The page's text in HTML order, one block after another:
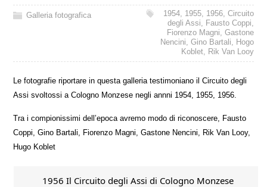
Galleria fotografica 1954, 1955, 1956, Circuito
degli Assi, Fausto Coppi,
Fiorenzo Magni, Gastone
Nencini, Gino Bartali, Hogo
Koblet, Rik Van Looy
Le fotografie riportare in questa galleria testimoniano il Circuito degli
Assi svoltossi a Cologno Monzese negli annni 1954, 1955, 1956.
Tra i compionissimi dell’epoca avremo modo di riconoscere, Fausto
Coppi, Gino Bartali, Fiorenzo Magni, Gastone Nencini, Rik Van Looy,
Hugo Koblet
1956 Il Circuito degli Assi di Cologno Monzese